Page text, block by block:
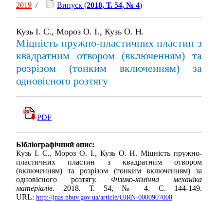
2019 / Випуск (2018, Т. 54, № 4)
Кузь І. С., Мороз О. І., Кузь О. Н.
Міцність пружно-пластичних пластин з
квадратним отвором (включенням) та
розрізом (тонким включенням) за
одновісного розтягу
PDF
Бібліографічний опис:
Кузь І. С., Мороз О. І., Кузь О. Н. Міцність пружно-
пластичних пластин з квадратним отвором
(включенням) та розрізом (тонким включенням) за
одновісного розтягу. Фізико-хімічна механіка
матеріалів. 2018. Т. 54, № 4. С. 144-149.
URL: http://jnas.nbuv.gov.ua/article/UJRN-0000907008